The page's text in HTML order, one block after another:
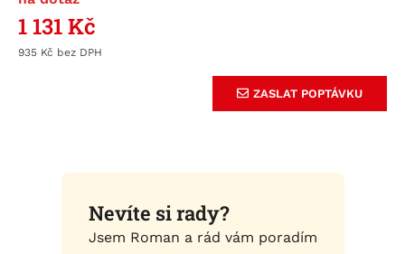
1 131Kč
935 Kč
ZASLAT POPTÁVKU
Nevíte si rady?
Jsem Roman a rád vám poradím